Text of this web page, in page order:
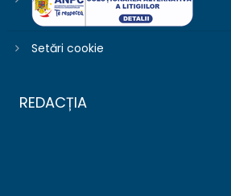
Setări cookie
REDACȚIA